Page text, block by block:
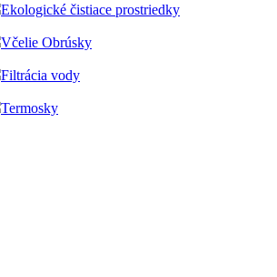
Ekologické čistiace prostriedky
Včelie Obrúsky
Filtrácia vody
Termosky